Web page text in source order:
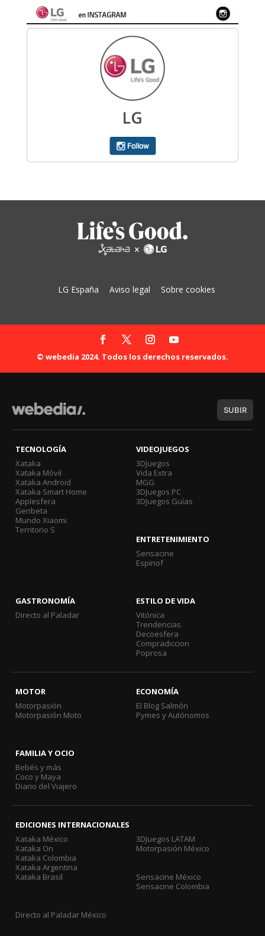
LG España Aviso legal Sobre cookies
© webedia 2024. Todos los derechos reservados.
SUBIR
TECNOLOGÍA
Xataka
Xataka Móvil
Xataka Android
Xataka Smart Home
Applesfera
Genbeta
Mundo Xiaomi
Territorio S
VIDEOJUEGOS
3DJuegos
Vida Extra
MGG
3DJuegos PC
3DJuegos Guías
ENTRETENIMIENTO
Sensacine
Espinof
GASTRONOMÍA
Directo al Paladar
ESTILO DE VIDA
Vitónica
Trendencias
Decoesfera
Compradiccion
Poprosa
MOTOR
Motorpasión
Motorpasión Moto
ECONOMÍA
El Blog Salmón
Pymes y Autónomos
FAMILIA Y OCIO
Bebés y más
Coco y Maya
Diario del Viajero
EDICIONES INTERNACIONALES
Xataka México
Xataka On
Xataka Colombia
Xataka Argentina
Xataka Brasil
3DJuegos LATAM
Motorpasión México
Sensacine México
Sensacine Colombia
Directo al Paladar México